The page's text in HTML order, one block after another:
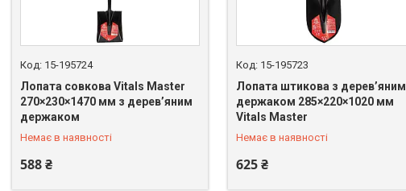
15-195724
Лопата совкова Vitals Master
270×230×1470 мм з дерев’яним
держаком
Немає в наявності
588 ₴
+380 (67) 669-92-15
15-195723
Лопата штикова з дерев’яним
держаком 285×220×1020 мм
Vitals Master
Немає в наявності
625 ₴
+380 (67) 669-92-15